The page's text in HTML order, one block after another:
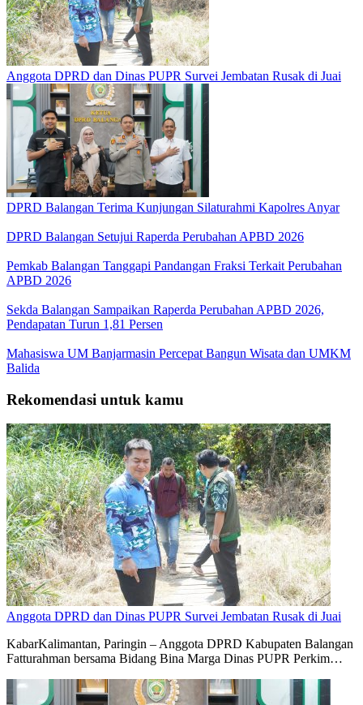
Anggota DPRD dan Dinas PUPR Survei Jembatan Rusak di Juai
DPRD Balangan Terima Kunjungan Silaturahmi Kapolres Anyar
DPRD Balangan Setujui Raperda Perubahan APBD 2026
Pemkab Balangan Tanggapi Pandangan Fraksi Terkait Perubahan
APBD 2026
Sekda Balangan Sampaikan Raperda Perubahan APBD 2026,
Pendapatan Turun 1,81 Persen
Mahasiswa UM Banjarmasin Percepat Bangun Wisata dan UMKM
Balida
Rekomendasi untuk kamu
Anggota DPRD dan Dinas PUPR Survei Jembatan Rusak di Juai
KabarKalimantan, Paringin – Anggota DPRD Kabupaten Balangan
Fatturahman bersama Bidang Bina Marga Dinas PUPR Perkim…